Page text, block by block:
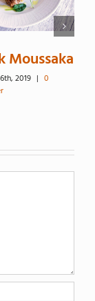
Moussaka
2019 | 0